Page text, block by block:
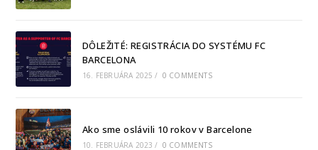
DÔLEŽITÉ: REGISTRÁCIA DO SYSTÉMU FC
BARCELONA
16. FEBRUÁRA 2025 / 0 COMMENTS
Ako sme oslávili 10 rokov v Barcelone
10. FEBRUÁRA 2023 / 0 COMMENTS